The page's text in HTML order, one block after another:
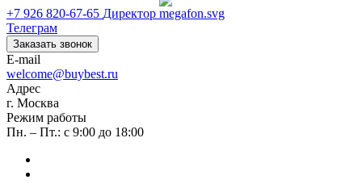
+7 926 820-67-65 Директор
Телеграм
Заказать звонок
E-mail
welcome@buybest.ru
Адрес
г. Москва
Режим работы
Пн. – Пт.: с 9:00 до 18:00